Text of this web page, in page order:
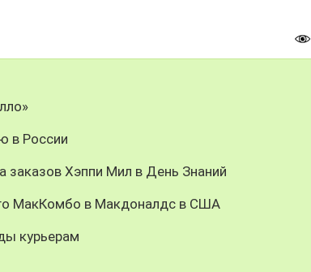
в России
Хэппи Мил в День Знаний
МакКомбо в Макдоналдс в США
курьерам